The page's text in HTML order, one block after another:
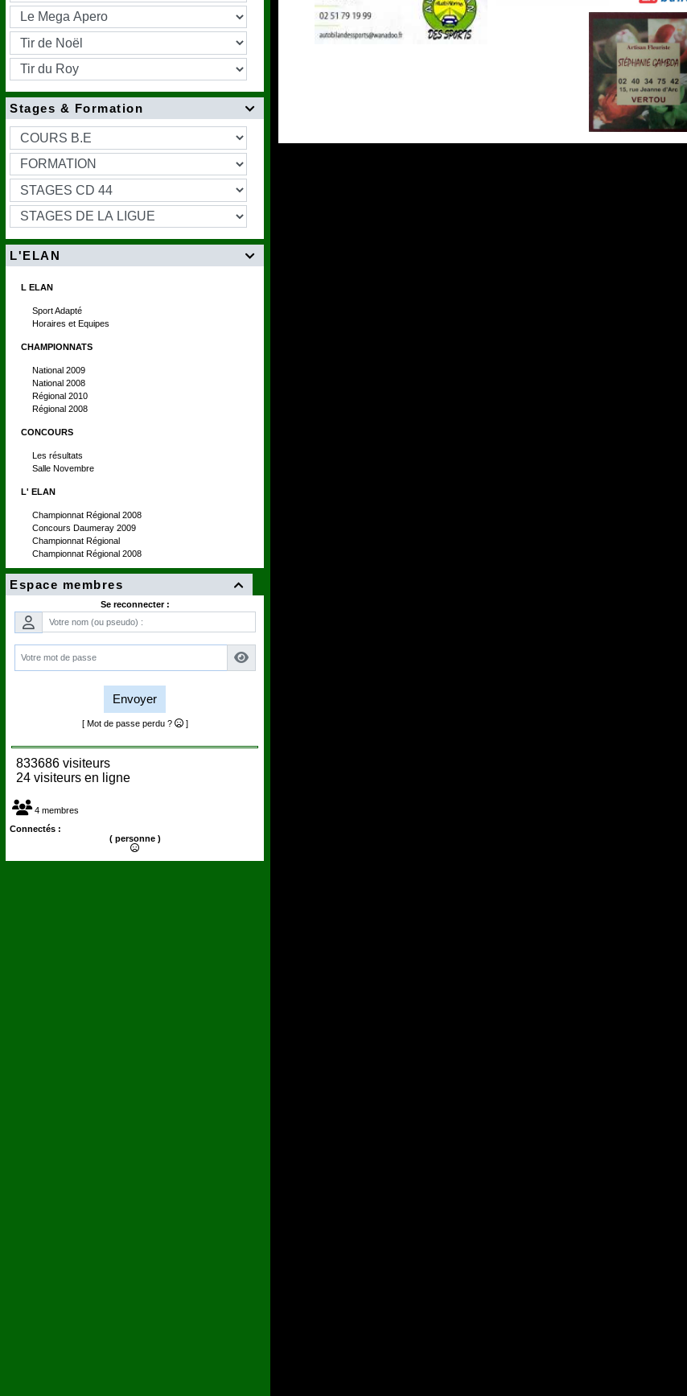

Stages & Formation

L'ELAN
L ELAN
Sport Adapté
Horaires et Equipes
CHAMPIONNATS
National 2009
National 2008
Régional 2010
Régional 2008
CONCOURS
Les résultats
Salle Novembre
L' ELAN
Championnat Régional 2008
Concours Daumeray 2009
Championnat Régional
Championnat Régional 2008

Espace membres
Se reconnecter :
Envoyer
[ Mot de passe perdu ? ]
833686 visiteurs
24 visiteurs en ligne
4 membres
Connectés :
( personne )